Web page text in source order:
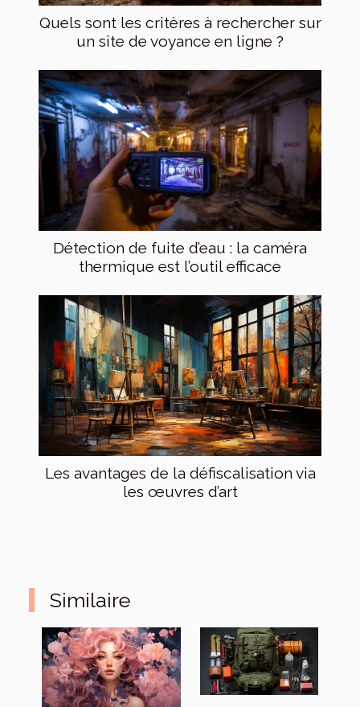
Quels sont les critères à rechercher sur
un site de voyance en ligne ?
Détection de fuite d’eau : la caméra
thermique est l’outil efficace
Les avantages de la défiscalisation via
les œuvres d’art
Similaire